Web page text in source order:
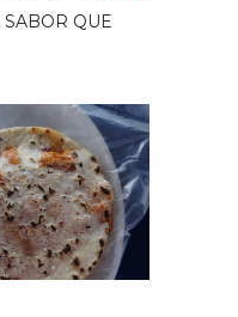
SABOR QUE